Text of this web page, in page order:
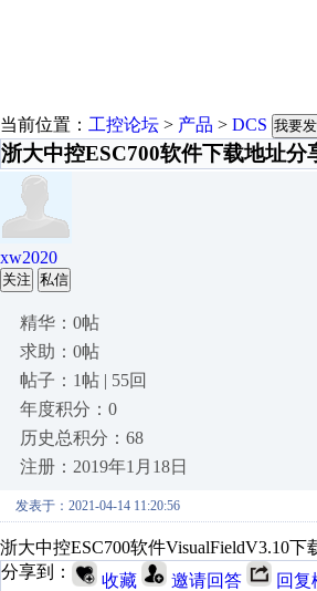
当前位置： 工控论坛 > 产品 > DCS 我要
浙大中控ESC700软件下载地址分
xw2020
关注 私信
精华：0帖
求助：0帖
帖子：1帖 | 55回
年度积分：0
历史总积分：68
注册：2019年1月18日
发表于：2021-04-14 11:20:56
浙大中控ESC700软件VisualFieldV3.10下
分享到：
收藏 邀请回答 回复